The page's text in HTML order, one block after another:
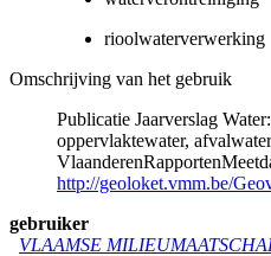
rioolwaterverwerking
Omschrijving van het gebruik
Publicatie Jaarverslag
oppervlaktewater,
http://geoloket.vmm.be/
gebruiker
VLAAMSE